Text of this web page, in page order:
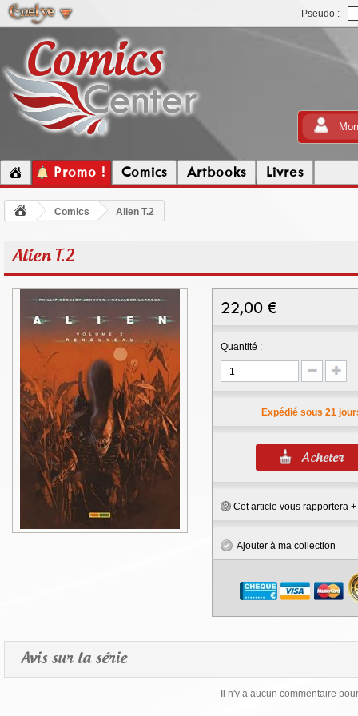
Pseudo :
Promo ! Comics Artbooks Livres
Comics Alien T.2
Alien T.2
22,00 €
Quantité :
Expédié sous 21
Cet article vous rapportera +
Ajouter à ma collection
Avis sur la série
Il n'y a aucun commentaire